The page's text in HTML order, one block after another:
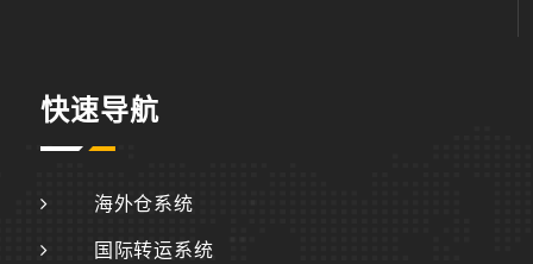
快速导航
海外仓系统
国际转运系统